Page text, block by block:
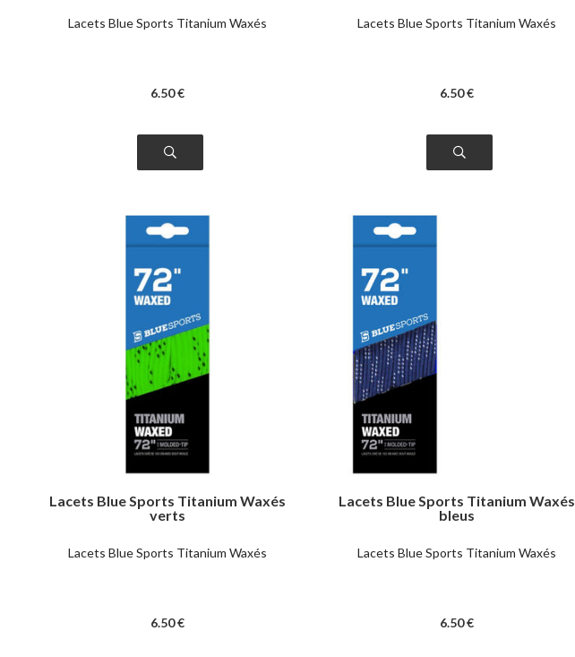
Lacets Blue Sports Titanium Waxés
6.50€
Lacets Blue Sports Titanium Waxés
6.50€
Lacets Blue Sports Titanium Waxés
verts
Lacets Blue Sports Titanium Waxés
6.50€
Lacets Blue Sports Titanium Waxés
bleus
Lacets Blue Sports Titanium Waxés
6.50€